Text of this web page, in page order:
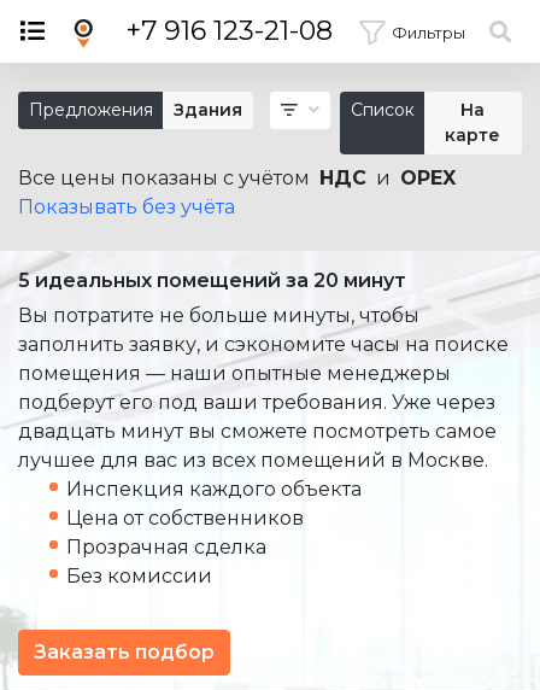
+7 916 123-21-08 Фильтры
×
Предложения Здания Список
На
карте
Все цены показаны с учётом НДС и OPEX
Показывать без учёта
5 идеальных помещений за 20 минут
Вы потратите не больше минуты, чтобы
заполнить заявку, и сэкономите часы на поиске
помещения — наши опытные менеджеры
подберут его под ваши требования. Уже через
двадцать минут вы сможете посмотреть самое
лучшее для вас из всех помещений в Москве.
Инспекция каждого объекта
Цена от собственников
Прозрачная сделка
Без комиссии
Заказать подбор